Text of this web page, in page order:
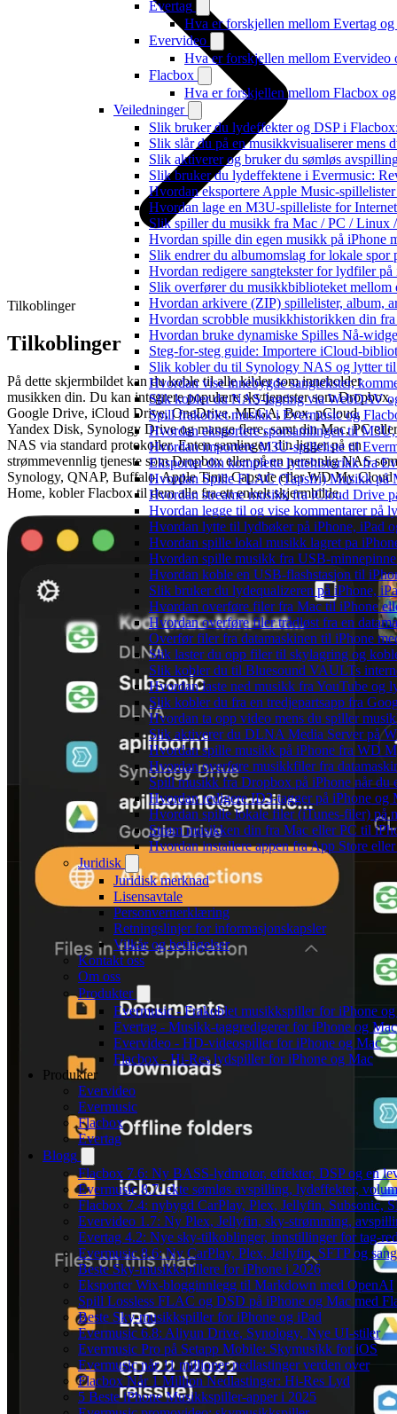
Evertag
Hva er forskjellen mellom Evertag
Evervideo
Hva er forskjellen mellom Evervideo
Flacbox
Hva er forskjellen mellom Flacbox
Veiledninger
Slik bruker du lydeffekter og DSP i
Slik slår du på en musikkvisualiserer mens
Slik aktiverer og bruker du sømløs
Slik bruker du lydeffektene i Evermusic:
Hvordan eksportere Apple Music-
Hvordan lage en M3U-spilleliste for
Slik spiller du musikk fra Mac / PC /
Hvordan spille din egen musikk på iPhone
Slik endrer du albumomslag for lokale
Hvordan redigere sangtekster for lydfiler
Slik overfører du musikkbiblioteket
Hvordan arkivere (ZIP) spillelister, album,
Hvordan scrobble musikkhistorikken din
Hvordan bruke dynamiske Spilles Nå-
Steg-for-steg guide: Importere iCloud-
Slik kobler du til Synology NAS og lytter
Hvordan vise innebygde sangtekster,
Slik kobler du NAS-lagring via WebDAV
Spill frakoblet musikk i Evermusic og
Hvordan eksportere sporsamlingen til
Hvordan importere M3U-spilleliste til
Eksporter din komplette lyttehistorikk fra
Hvordan Spille FLAC (Tapsfri) Musikk på
Hvordan streame musikk fra iCloud Drive
Hvordan legge til og vise kommentarer på
Hvordan lytte til lydbøker på iPhone, iPad
Hvordan spille lokal musikk lagret pa
Hvordan spille musikk fra USB-
Hvordan koble en USB-flashstasjon til
Slik bruker du lydequalizeren på iPhone,
Hvordan overføre filer fra Mac til iPhone
Hvordan overføre filer trådløst fra en
Overfør filer fra datamaskinen til iPhone
Slik laster du opp filer til skylagring og
Slik kobler du til Bluesound VAULTs
Hvordan laste ned musikk fra YouTube og
Slik kobler du fra en tredjepartsapp fra
Hvordan ta opp video mens du spiller
Slik aktiverer du DLNA Media Server på
Hvordan spille musikk på iPhone fra WD
Hvordan overføre musikkfiler fra
Spill musikk fra Dropbox på iPhone når du
Hvordan redigere ID3-tagger på iPhone og
Hvordan spille lokale filer (iTunes-filer) på
Strøm musikken din fra Mac eller PC til
Hvordan installere appen fra App Store
Juridisk
Juridisk merknad
Lisensavtale
Personvernerklæring
Retningslinjer for informasjonskapsler
Vilkår og betingelser
Kontakt oss
Om oss
Produkter
Evermusic - Frakoblet musikkspiller for iPhone
Evertag - Musikk-taggredigerer for iPhone og Mac
Evervideo - HD-videospiller for iPhone og Mac
Flacbox - Hi-Res lydspiller for iPhone og Mac
Produkter
Evervideo
Evermusic
Flacbox
Evertag
Blogg
Flacbox 7.6: Ny BASS-lydmotor, effekter, DSP og en
Evermusic 8.7: ekte sømløs avspilling, lydeffekter,
Flacbox 7.4: nybygd CarPlay, Plex, Jellyfin, Subsonic,
Evervideo 1.7: Ny Plex, Jellyfin, sky-strømming,
Evertag 4.2: Nye sky-tilkoblinger, innstillinger for tag-
Evermusic 8.6: Ny CarPlay, Plex, Jellyfin, SFTP og
Beste Sky-musikkspillere for iPhone i 2026
Eksporter Wix-blogginnlegg til Markdown med OpenAI
Spill Lossless FLAC og DSD på iPhone og Mac med
Beste Sky-musikkspiller for iPhone og iPad
Evermusic 6.8: Aliyun Drive, Synology, Nye UI-stiler
Evermusic Pro på Setapp Mobile: Skymusikk for iOS
Evermusic når 11 millioner nedlastinger verden over
Flacbox Når 1 Million Nedlastinger: Hi-Res Lyd
5 Beste iPhone Musikkspiller-apper i 2025
Tilkoblinger
Tilkoblinger
På dette skjermbildet kan du koble til alle kilder som inneholder
musikken din. Du kan integrere populære skytjenester som Dropbox,
Google Drive, iCloud Drive, OneDrive, MEGA, Box, pCloud,
Yandex Disk, Synology Drive og mange flere, samt din Mac, PC eller
NAS via standard protokoller. Enten samlingen din ligger på en
strømmevennlig tjeneste som Dropbox eller på en personlig NAS som
Synology, QNAP, Buffalo, Apple Time Capsule eller WD My Cloud
Home, kobler Flacbox til dem alle fra ett enkelt skjermbilde.